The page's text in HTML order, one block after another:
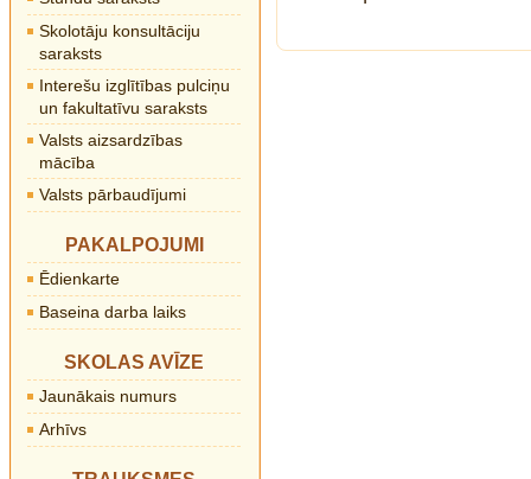
Skolotāju konsultāciju
saraksts
Interešu izglītības pulciņu
un fakultatīvu saraksts
Valsts aizsardzības
mācība
Valsts pārbaudījumi
PAKALPOJUMI
Ēdienkarte
Baseina darba laiks
SKOLAS AVĪZE
Jaunākais numurs
Arhīvs